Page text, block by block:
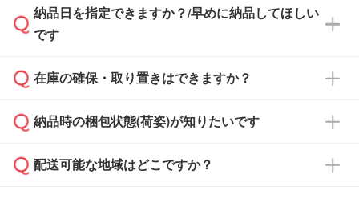
また、卒業・卒園記念品で対策委員会や個人様
校や幼稚園・保育園であれば、同様の条件でご
ご希望の際は担当スタッフまでお気軽にご相談
ください。
ず、通常はPDFデータをメール添付でお送りし
ます。
たは注文フォームの『ご注文に関する備考欄』
・印刷する場合(500個程度)
ご入金、イメージ画像の校了から約2週間～2
ご入金確認後、1～2営業日で出荷いたしま
納品日を指定できますか？/早めに納品してほしい
です
ご希望の納期がある場合は、お問い合わせ・お
い。
応が可能かご案内いたします。
在庫の確保・取り置きはできますか？
ご入金確認後に在庫を確保し、注文確定のご連
はできかねますので予めご了承ください。
納品時の梱包状態(荷姿)が知りたいです
商品によって異なります。各ページにある商品
配送可能な地域はどこですか？